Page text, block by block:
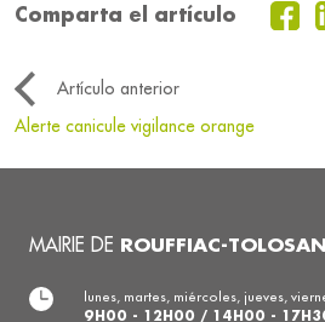
Comparta el artículo
Artículo anterior
Alerte canicule vigilance orange
MAIRIE DE ROUFFIAC-TOLOSAN
lunes, martes, miércoles, jueves,
9H00 - 12H00 / 14H00 -